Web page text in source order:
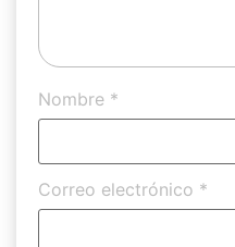
Nombre *
Correo electrónico *